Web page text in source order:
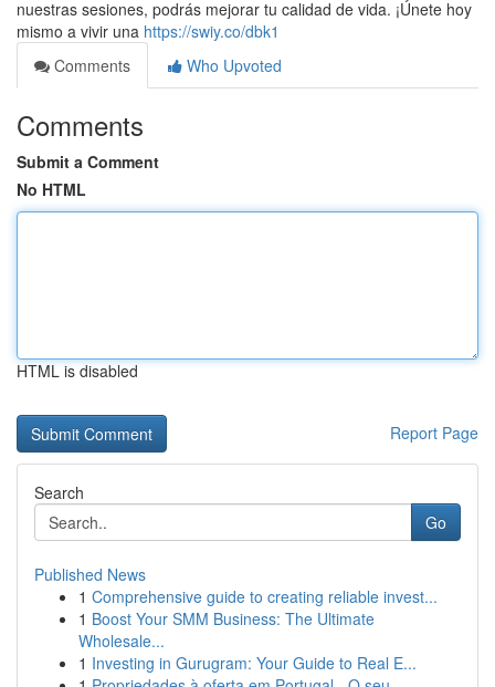
nuestras sesiones, podrás mejorar tu calidad de vida. ¡Únete hoy
mismo a vivir una https://swiy.co/dbk1
Comments
Who Upvoted
Comments
Submit a Comment
No HTML
HTML is disabled
Report Page
Search
Go
Published News
1 Comprehensive guide to creating reliable invest...
1 Boost Your SMM Business: The Ultimate
Wholesale...
1 Investing in Gurugram: Your Guide to Real E...